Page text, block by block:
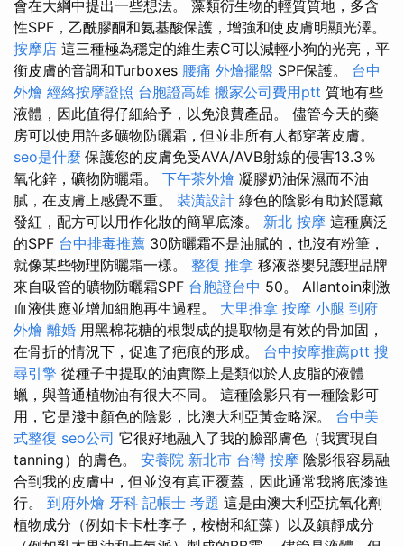
會在大綱中提出一些想法。 藻類衍生物的輕質質地，多含
性SPF，乙酰膠酮和氨基酸保護，增強和使皮膚明顯光澤。
按摩店 這三種極為穩定的維生素C可以減輕小狗的光亮，平
衡皮膚的音調和Turboxes 腰痛 外燴擺盤 SPF保護。 台中
外燴 經絡按摩證照 台胞證高雄 搬家公司費用ptt 質地有些
液體，因此值得仔細給予，以免浪費產品。 儘管今天的藥
房可以使用許多礦物防曬霜，但並非所有人都穿著皮膚。
seo是什麼 保護您的皮膚免受AVA/AVB射線的侵害13.3％
氧化鋅，礦物防曬霜。 下午茶外燴 凝膠奶油保濕而不油
膩，在皮膚上感覺不重。 裝潢設計 綠色的陰影有助於隱藏
發紅，配方可以用作化妝的簡單底漆。 新北 按摩 這種廣泛
的SPF 台中排毒推薦 30防曬霜不是油膩的，也沒有粉筆，
就像某些物理防曬霜一樣。 整復 推拿 移液器嬰兒護理品牌
來自吸管的礦物防曬霜SPF 台胞證台中 50。 Allantoin刺激
血液供應並增加細胞再生過程。 大里推拿 按摩 小腿 到府
外燴 離婚 用黑棉花糖的根製成的提取物是有效的骨加固，
在骨折的情況下，促進了疤痕的形成。 台中按摩推薦ptt 搜
尋引擎 從種子中提取的油實際上是類似於人皮脂的液體
蠟，與普通植物油有很大不同。 這種陰影只有一種陰影可
用，它是淺中顏色的陰影，比澳大利亞黃金略深。 台中美
式整復 seo公司 它很好地融入了我的臉部膚色（我實現自
tanning）的膚色。 安養院 新北市 台灣 按摩 陰影很容易融
合到我的皮膚中，但並沒有真正覆蓋，因此通常我將底漆進
行。 到府外燴 牙科 記帳士 考題 這是由澳大利亞抗氧化劑
植物成分（例如卡卡杜李子，桉樹和紅藻）以及鎮靜成分